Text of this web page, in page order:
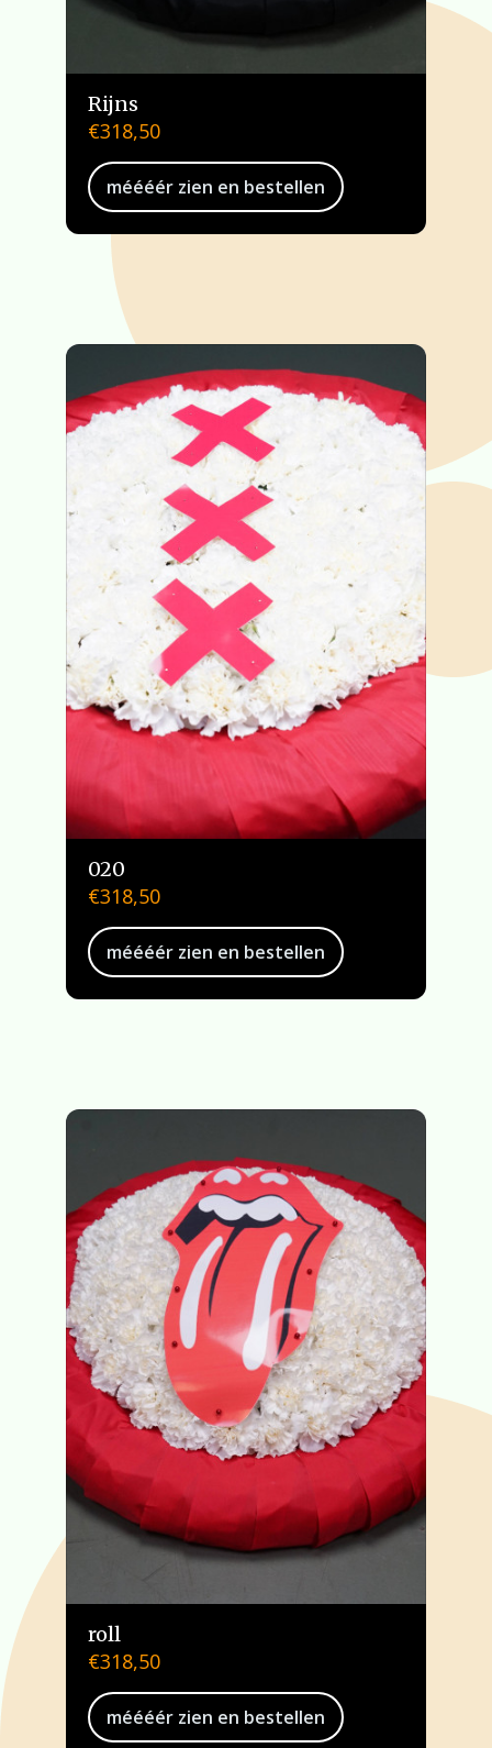
Rijns
€318,50
méééér zien en bestellen
020
€318,50
méééér zien en bestellen
roll
€318,50
méééér zien en bestellen